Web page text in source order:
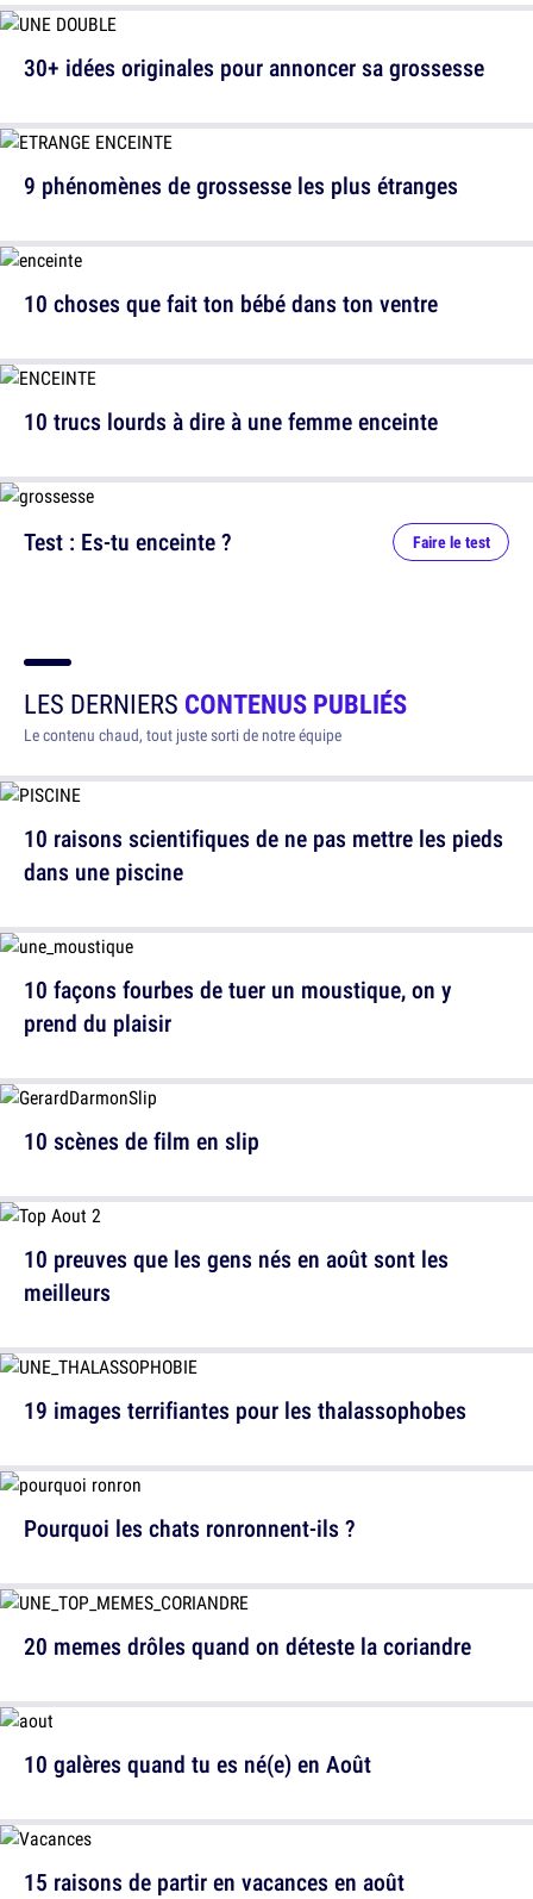
30+ idées originales pour annoncer sa grossesse
10 choses que fait ton bébé dans ton ventre
Test : Es-tu enceinte ? Faire le test
9 phénomènes de grossesse les plus étranges
10 trucs lourds à dire à une femme enceinte
LES DERNIERS CONTENUS PUBLIÉS
Le contenu chaud, tout juste sorti de notre équipe
10 raisons scientifiques de ne pas mettre les pieds
dans une piscine
10 scènes de film en slip
19 images terrifiantes pour les thalassophobes
20 memes drôles quand on déteste la coriandre
15 raisons de partir en vacances en août
10 façons fourbes de tuer un moustique, on y
prend du plaisir
10 preuves que les gens nés en août sont les
meilleurs
Pourquoi les chats ronronnent-ils ?
10 galères quand tu es né(e) en Août